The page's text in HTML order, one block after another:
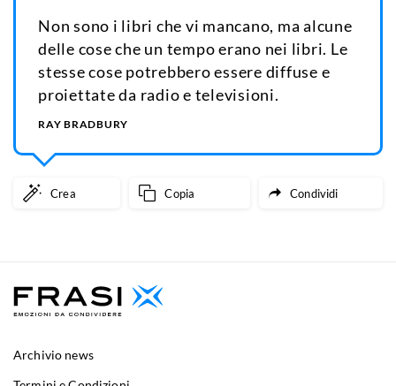
Non sono i libri che vi mancano, ma alcune
delle cose che un tempo erano nei libri. Le
stesse cose potrebbero essere diffuse e
proiettate da radio e televisioni.
RAY BRADBURY
Crea Copia Condividi
Archivio news